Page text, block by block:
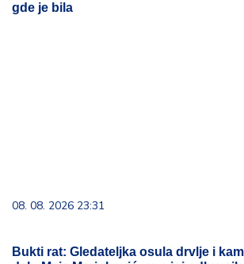
gde je bila
08. 08. 2026 23:31
Bukti rat: Gledateljka osula drvlje i